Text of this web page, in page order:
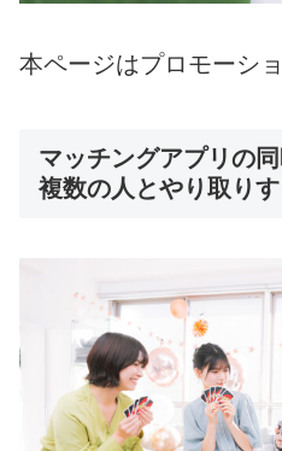
本ページはプロモーシ
マッチングアプリの
複数の人とやり取り